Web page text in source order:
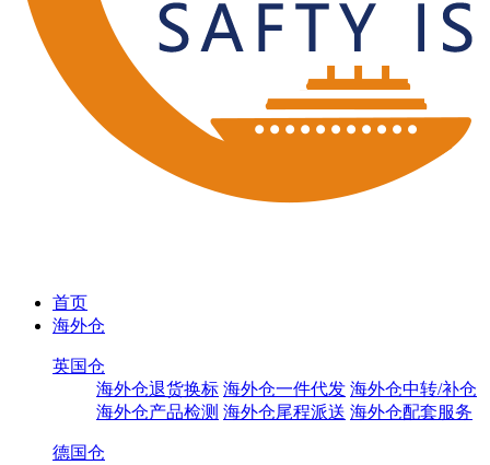
首页
海外仓
英国仓
海外仓退货换标 海外仓一件代发 海外仓中转/补仓
海外仓产品检测 海外仓尾程派送 海外仓配套服务
德国仓